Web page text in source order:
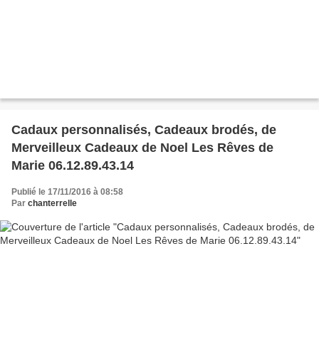
Cadaux personnalisés, Cadeaux brodés, de
Merveilleux Cadeaux de Noel Les Rêves de
Marie 06.12.89.43.14
Publié le 17/11/2016 à 08:58
Par chanterrelle